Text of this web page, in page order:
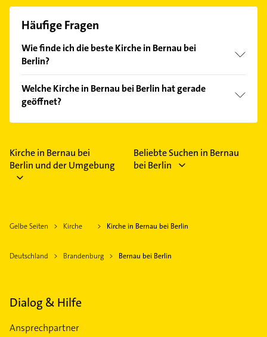
Häufige Fragen
Wie finde ich die beste Kirche in Bernau bei
Berlin?
Kundenmeinungen und profitieren Sie von den
Empfehlungen. Die Suchergebnisse können Sie sich
einfach nachBewertungensortiert anzeigen lassen.
Welche Kirche in Bernau bei Berlin hat gerade
geöffnet?
Im Anbieter-Bereich finden Sie alleÖffnungszeiten.
Feiertagen abweichen können.
Kirche in Bernau bei
Berlin und der Umgebung
Beliebte Suchen in Bernau
bei Berlin
Gelbe Seiten Kirche Kirche in Bernau bei Berlin
Deutschland Brandenburg Bernau bei Berlin
Dialog & Hilfe
Ansprechpartner